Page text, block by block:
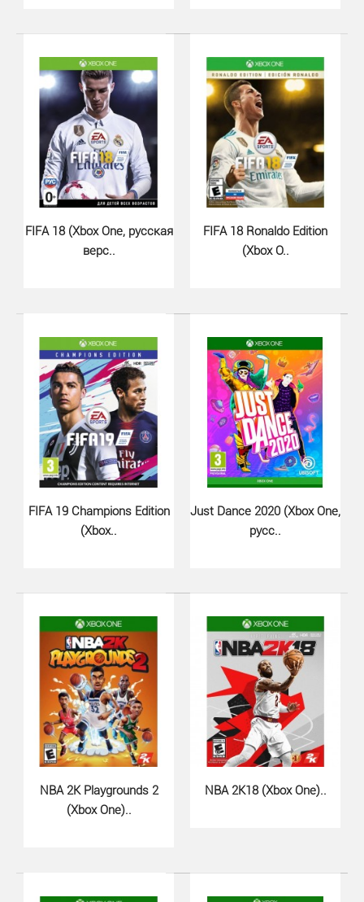
One)Отправляйтесь..
Big Rumble Boxing Creed Champio..
820 грн.
Big Rumble Boxing Creed Champions для Xbox One -
выйдите на ринг, чтобы продемонстрировать свои
WRC 9 (Xbox One, русские субтит..
FIFA 18 (Xbox One, русская
верс..
FIFA 18 Ronaldo Edition
(Xbox O..
FIFA 19 Champions Edition
(Xbox..
Just Dance 2020 (Xbox One,
русс..
NBA 2K Playgrounds 2
(Xbox One)..
NBA 2K18 (Xbox One)..